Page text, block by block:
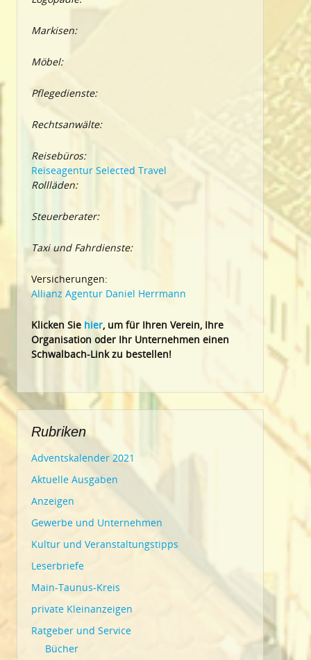
Markisen:
Möbel:
Pflegedienste:
Rechtsanwälte:
Reisebüros:
Reiseagentur Selected Travel
Rollläden:
Steuerberater:
Taxi und Fahrdienste:
Versicherungen:
Allianz Agentur Daniel Herrmann
Klicken Sie hier, um für Ihren Verein, Ihre
Organisation oder Ihr Unternehmen einen
Schwalbach-Link zu bestellen!
Rubriken
Adventskalender 2021
Aktuelle Ausgaben
Anzeigen
Gewerbe und Unternehmen
Kultur und Veranstaltungstipps
Leserbriefe
Main-Taunus-Kreis
private Kleinanzeigen
Ratgeber und Service
Bücher